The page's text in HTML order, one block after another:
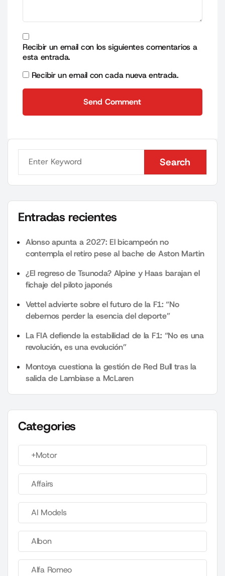
Recibir un email con los siguientes comentarios a
esta entrada.
Recibir un email con cada nueva entrada.
Send Comment
Search
Search
Entradas recientes
Alonso apunta a 2027: El bicampeón no
contempla el retiro pese al bache de Aston Martin
¿El regreso de Tsunoda? Alpine y Haas barajan el
fichaje del piloto japonés
Vettel advierte sobre el futuro de la F1: “No
debemos perder la esencia del deporte”
La FIA defiende la estabilidad de la F1: “No es una
revolución, es una evolución”
Montoya cuestiona la gestión de Red Bull tras la
salida de Lambiase a McLaren
Categories
+Motor
Affairs
AI Models
Albon
Alfa Romeo